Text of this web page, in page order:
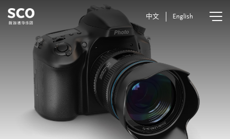
中文 English